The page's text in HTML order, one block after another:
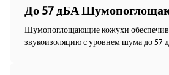
До 57 дБА
Шумопоглощающие кожухи
звукоизоляцию с уровнем шума до 57